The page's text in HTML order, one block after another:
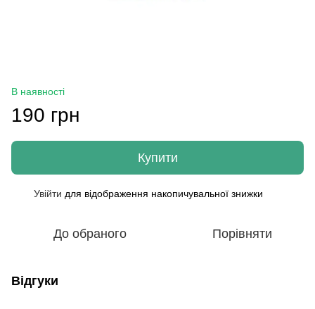
В наявності
190 грн
Купити
Увійти для відображення накопичувальної знижки
До обраного Порівняти
Відгуки